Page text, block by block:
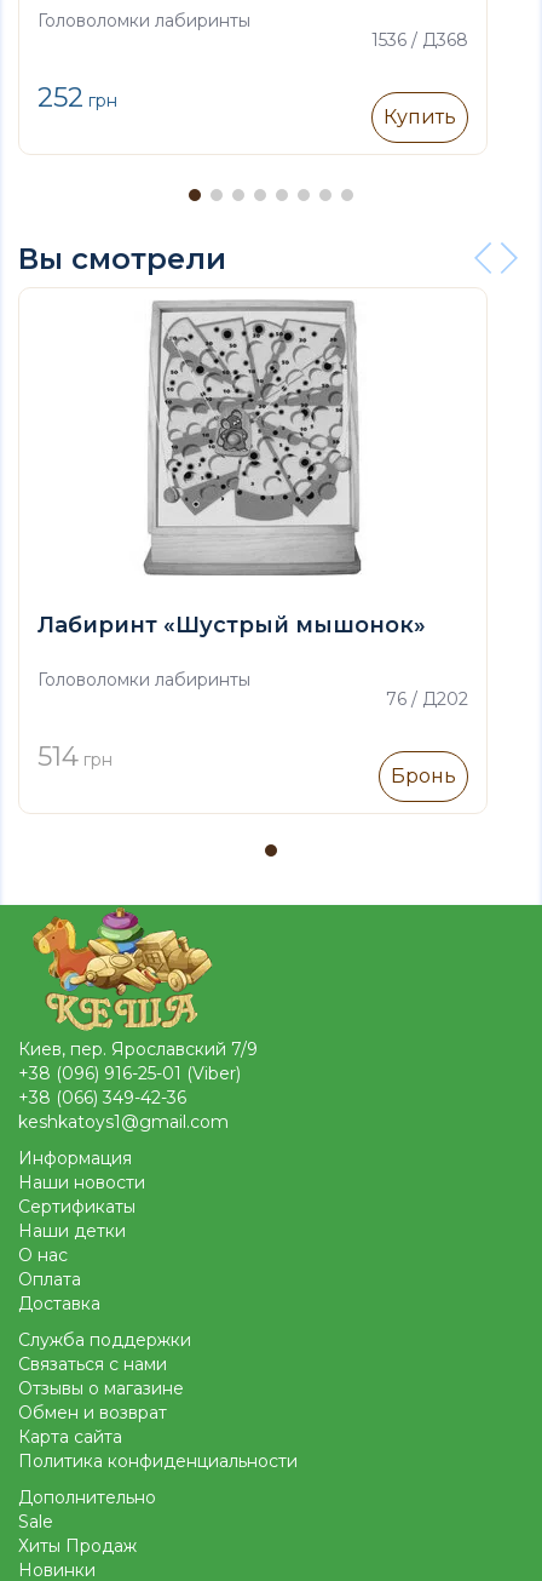
Головоломки лабиринты
1536 / Д368
252 грн
Купить
Вы смотрели
Лабиринт «Шустрый мышонок»
Головоломки лабиринты
76 / Д202
514 грн
Бронь
Киев, пер. Ярославский 7/9
+38 (096) 916-25-01 (Viber)
+38 (066) 349-42-36
keshkatoys1@gmail.com
Информация
Наши новости
Сертификаты
Наши детки
О нас
Оплата
Доставка
Служба поддержки
Связаться с нами
Отзывы о магазине
Обмен и возврат
Карта сайта
Политика конфиденциальности
Дополнительно
Sale
Хиты Продаж
Новинки